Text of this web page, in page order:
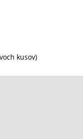
kusov)